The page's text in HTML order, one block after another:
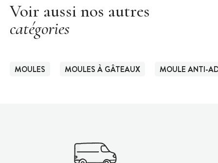
Voir aussi nos autres
catégories
MOULES MOULES À GÂTEAUX MOULE ANTI-